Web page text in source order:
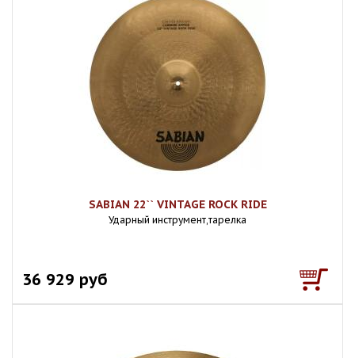
SABIAN 22`` VINTAGE ROCK RIDE
Ударный инструмент,тарелка
36 929 руб